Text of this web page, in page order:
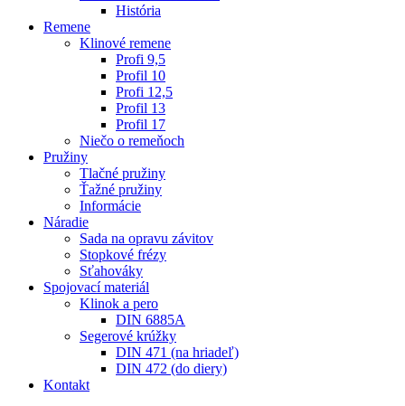
História
Remene
Klinové remene
Profi 9,5
Profil 10
Profi 12,5
Profil 13
Profil 17
Niečo o remeňoch
Pružiny
Tlačné pružiny
Ťažné pružiny
Informácie
Náradie
Sada na opravu závitov
Stopkové frézy
Sťahováky
Spojovací materiál
Klinok a pero
DIN 6885A
Segerové krúžky
DIN 471 (na hriadeľ)
DIN 472 (do diery)
Kontakt